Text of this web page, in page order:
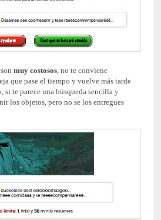
muy costosos , no te conviene
que pase el tiempo y vuelve más tarde
si te parece una búsqueda sencilla y
los objetos, pero no se los entregues